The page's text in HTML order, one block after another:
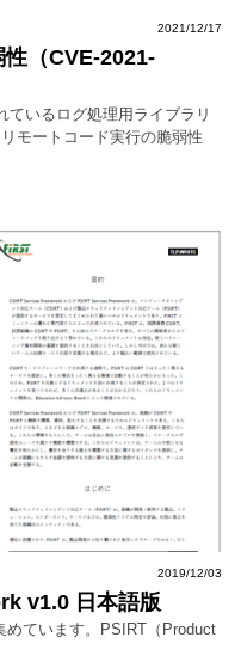
2021/12/17
（CVE-2021-
いるログ処理用ライブラリ
モートコード実行の脆弱性
2019/12/03
v1.0 日本語版
ています。PSIRT（Product